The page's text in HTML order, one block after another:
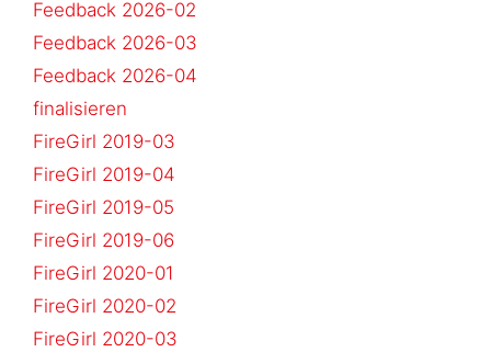
Feedback 2026-02
Feedback 2026-03
Feedback 2026-04
finalisieren
FireGirl 2019-03
FireGirl 2019-04
FireGirl 2019-05
FireGirl 2019-06
FireGirl 2020-01
FireGirl 2020-02
FireGirl 2020-03